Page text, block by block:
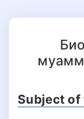
Subject